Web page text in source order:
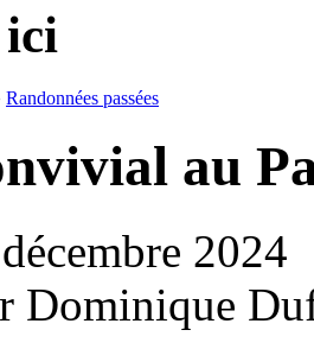
ici
Randonnées passées
au
2024
Dominique